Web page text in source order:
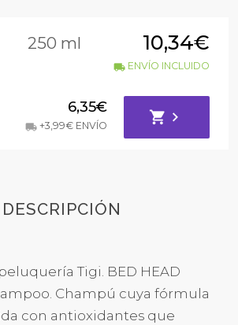
250 ml 10,34€
local_shippingENVÍO INCLUIDO
6,35€
local_shipping+3,99€ ENVÍO shopping_cart chevron_right
DESCRIPCIÓN
Tigi. BED HEAD
Champú cuya fórmula
con antioxidantes que